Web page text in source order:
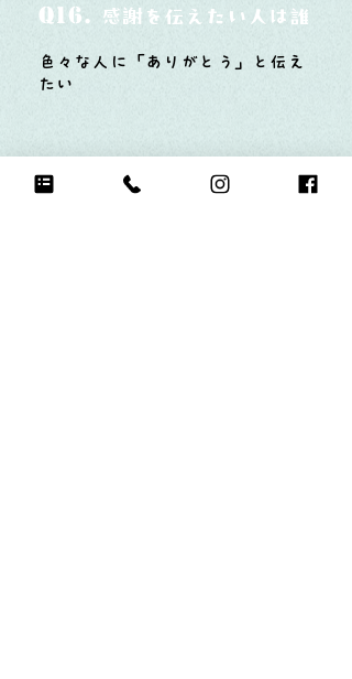
Q16. 感謝を伝えたい人は誰？
色々な人に「ありがとう」と伝え
たい
Q17. もし今日地球が滅びるな